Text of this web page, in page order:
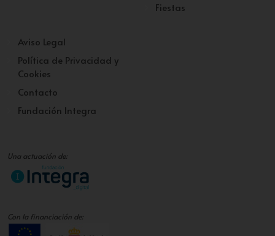
Fiestas
Aviso Legal
Política de Privacidad y
Cookies
Contacto
Fundación Integra
Una actuación de:
Con la financiación de: